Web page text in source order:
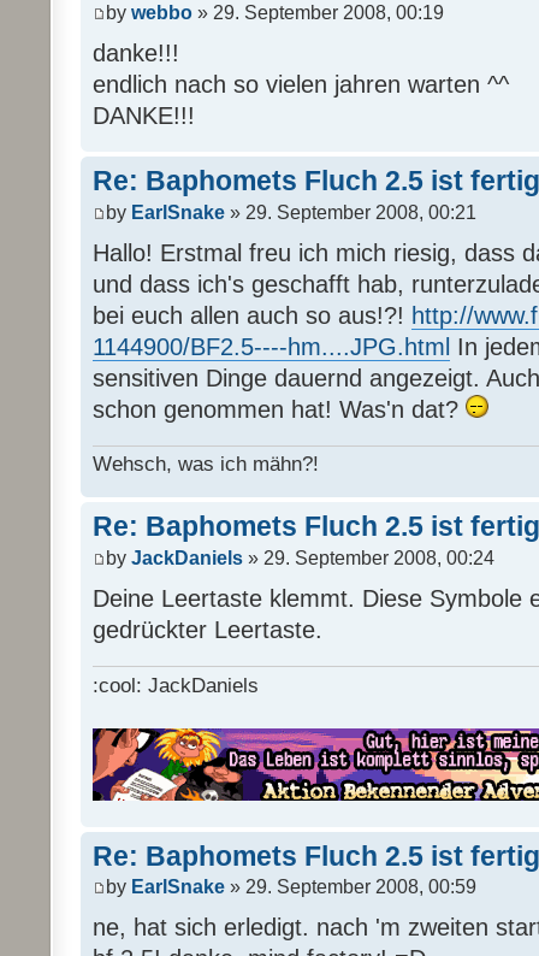
by webbo » 29. September 2008, 00:19
danke!!!
endlich nach so vielen jahren warten ^^
DANKE!!!
Re: Baphomets Fluch 2.5 ist fertig
by EarlSnake » 29. September 2008, 00:21
Hallo! Erstmal freu ich mich riesig, dass
und dass ich's geschafft hab,
bei euch allen auch so aus!?! http://
1144900/BF2.5----hm....JPG.html In
sensitiven Dinge dauernd angezeigt.
schon genommen hat! Was'n dat?
Wehsch, was ich mähn?!
Re: Baphomets Fluch 2.5 ist fertig
by JackDaniels » 29. September 2008, 00:24
Deine Leertaste klemmt. Diese Symbole
gedrückter Leertaste.
:cool: JackDaniels
Re: Baphomets Fluch 2.5 ist fertig
by EarlSnake » 29. September 2008, 00:59
ne, hat sich erledigt. nach 'm zweiten